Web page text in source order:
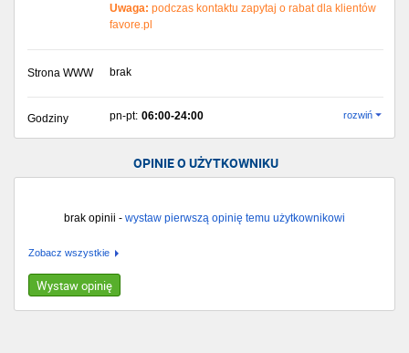
Uwaga: podczas kontaktu zapytaj o rabat dla klientów
favore.pl
Strona WWW brak
Godziny pn-pt: 06:00-24:00 rozwiń
OPINIE O UŻYTKOWNIKU
brak opinii - wystaw pierwszą opinię temu użytkownikowi
Zobacz wszystkie
Wystaw opinię